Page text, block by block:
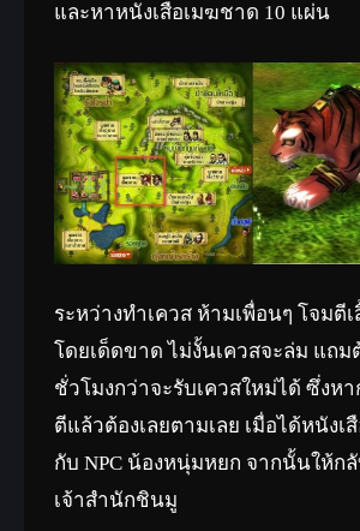
และหาหนังเสือเมฆชาด 10 แผ่น
ระหว่างทำเควส ห้ามเพื่อนๆ โจมตี
โดยเด็ดขาด ไม่งั้นเควสจะล่ม แถม
ชั่วโมงกว่าจะรับเควสใหม่ได้ ซึ่งหา
ตีแล้วต้องเลยตามเลย เมื่อได้หนังเ
กับ NPC น้องหนุ่มหยก จากนั้นให้กลั
เจ้าสำนักชินมู